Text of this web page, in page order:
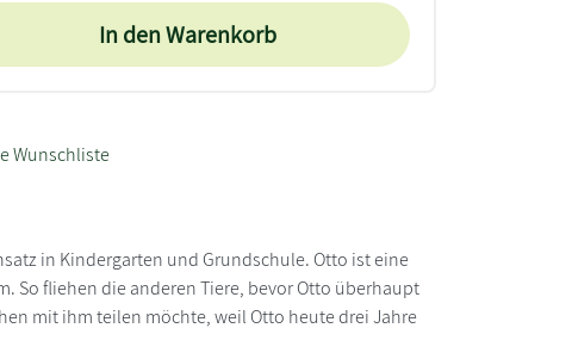
In den Warenkorb
Wunschliste
in Kindergarten und Grundschule. Otto ist eine
So fliehen die anderen Tiere, bevor Otto überhaupt
mit ihm teilen möchte, weil Otto heute drei Jahre